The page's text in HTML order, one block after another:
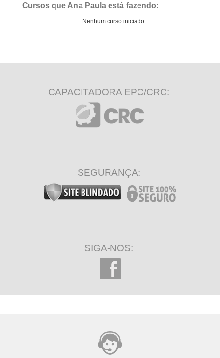
Cursos que Ana Paula está fazendo:
Nenhum curso iniciado.
CAPACITADORA EPC/CRC:
SEGURANÇA:
SIGA-NOS: